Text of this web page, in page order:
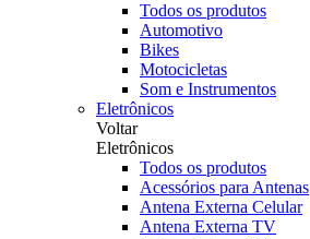
Todos os produtos
Automotivo
Bikes
Motocicletas
Som e Instrumentos
Eletrônicos
Voltar
Eletrônicos
Todos os produtos
Acessórios para Antenas
Antena Externa Celular
Antena Externa TV